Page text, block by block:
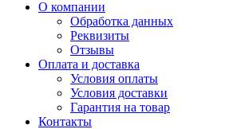
О компании
Обработка данных
Реквизиты
Отзывы
Оплата и доставка
Условия оплаты
Условия доставки
Гарантия на товар
Контакты